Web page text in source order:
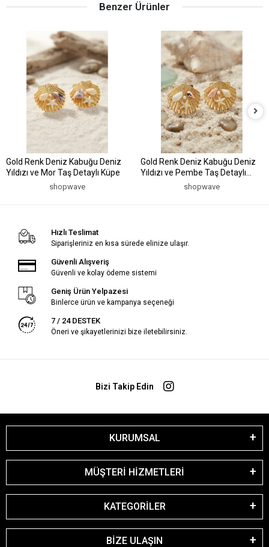
Benzer Ürünler
Gold Renk Deniz Kabuğu Deniz
Yıldızı ve Mor Taş Detaylı Küpe
shopwave
Gold Renk Deniz Kabuğu Deniz
Yıldızı ve Pembe Taş Detaylı
shopwave
Hızlı Teslimat
Siparişleriniz en kısa sürede elinize ulaşır.
Güvenli Alışveriş
Güvenli ve kolay ödeme sistemi
Geniş Ürün Yelpazesi
Binlerce ürün ve kampanya seçeneği
7 / 24 DESTEK
Öneri ve şikayetlerinizi bize iletebilirsiniz.
Bizi Takip Edin
KURUMSAL
MÜŞTERİ HİZMETLERİ
KATEGORİLER
BİZE ULAŞIN